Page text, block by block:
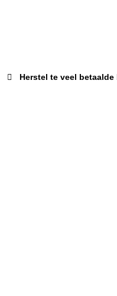
Herstel te veel